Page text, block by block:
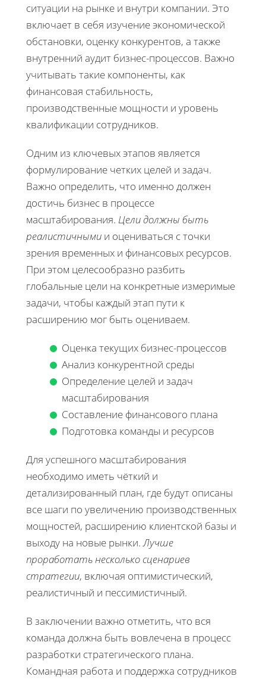
ситуации на рынке и внутри компании. Это
включает в себя изучение экономической
обстановки, оценку конкурентов, а также
внутренний аудит бизнес-процессов. Важно
учитывать такие компоненты, как
финансовая стабильность,
производственные мощности и уровень
квалификации сотрудников.
Одним из ключевых этапов является
формулирование четких целей и задач.
Важно определить, что именно должен
достичь бизнес в процессе
масштабирования. Цели должны быть
реалистичными и оцениваться с точки
зрения временных и финансовых ресурсов.
При этом целесообразно разбить
глобальные цели на конкретные измеримые
задачи, чтобы каждый этап пути к
расширению мог быть оцениваем.
Оценка текущих бизнес-процессов
Анализ конкурентной среды
Определение целей и задач
масштабирования
Составление финансового плана
Подготовка команды и ресурсов
Для успешного масштабирования
необходимо иметь чёткий и
детализированный план, где будут описаны
все шаги по увеличению производственных
мощностей, расширению клиентской базы и
выходу на новые рынки.Лучше
проработать несколько сценариев
стратегии, включая оптимистический,
реалистичный и пессимистичный.
В заключении важно отметить, что вся
команда должна быть вовлечена в процесс
разработки стратегического плана.
Командная работа и поддержка сотрудников